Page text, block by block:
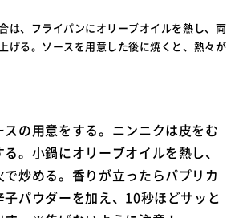
は、フライパンにオリーブオイルを熱し、両
げる。ソースを用意した後に焼くと、熱々が
スの用意をする。ニンニクは皮をむ
。小鍋にオリーブオイルを熱し、
炒める。香りが立ったらパプリカ
子パウダーを加え、10秒ほどサッと